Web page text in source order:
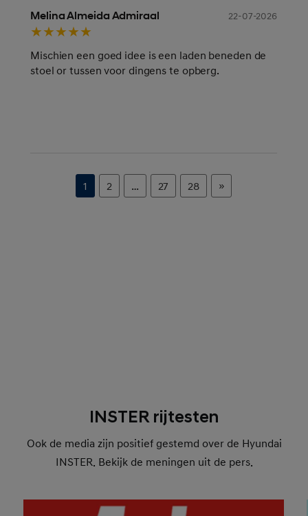
INSTER rijtesten
Ook de media zijn positief gestemd over de Hyundai
INSTER. Bekijk de meningen uit de pers.